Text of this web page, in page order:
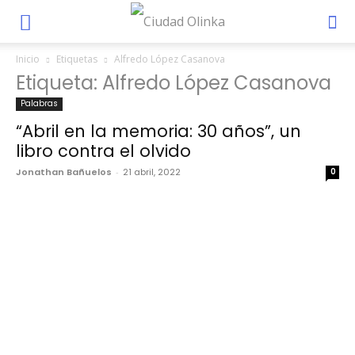
Inicio Etiquetas Alfredo López Casanova
Etiqueta: Alfredo López Casanova
Palabras
“Abril en la memoria: 30 años”, un
libro contra el olvido
Jonathan Bañuelos - 21 abril, 2022 0